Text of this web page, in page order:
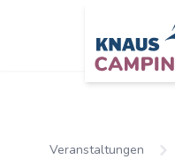
Veranstaltungen